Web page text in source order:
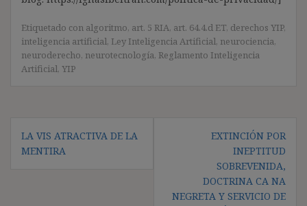
Etiquetado con algoritmo, art. 5 RIA, art. 64.4.d ET, derechos YIP,
inteligencia artificial, Ley Inteligencia Artificial, neurociencia,
neuroderecho, neurotecnología, Reglamento Inteligencia
Artificial, YIP
de
LA VIS ATRACTIVA DE LA
MENTIRA
EXTINCIÓN POR
INEPTITUD
SOBREVENIDA,
DOCTRINA CA NA
NEGRETA Y SERVICIO DE